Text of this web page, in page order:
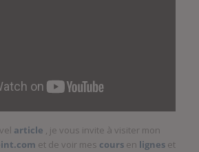
article , je vous invite à visiter mon
et de voir mes cours en ligneset